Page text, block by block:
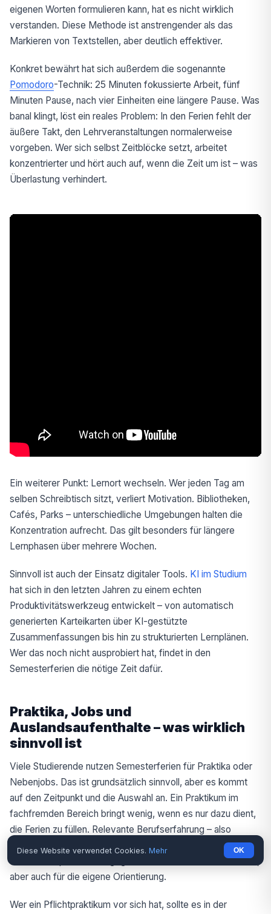
eigenen Worten formulieren kann, hat es nicht wirklich
verstanden. Diese Methode ist anstrengender als das
Markieren von Textstellen, aber deutlich effektiver.
Konkret bewährt hat sich außerdem die sogenannte
Pomodoro-Technik: 25 Minuten fokussierte Arbeit, fünf
Minuten Pause, nach vier Einheiten eine längere Pause. Was
banal klingt, löst ein reales Problem: In den Ferien fehlt der
äußere Takt, den Lehrveranstaltungen normalerweise
vorgeben. Wer sich selbst Zeitblöcke setzt, arbeitet
konzentrierter und hört auch auf, wenn die Zeit um ist – was
Überlastung verhindert.
Ein weiterer Punkt: Lernort wechseln. Wer jeden Tag am
selben Schreibtisch sitzt, verliert Motivation. Bibliotheken,
Cafés, Parks – unterschiedliche Umgebungen halten die
Konzentration aufrecht. Das gilt besonders für längere
Lernphasen über mehrere Wochen.
Sinnvoll ist auch der Einsatz digitaler Tools. KI im Studium
hat sich in den letzten Jahren zu einem echten
Produktivitätswerkzeug entwickelt – von automatisch
generierten Karteikarten über KI-gestützte
Zusammenfassungen bis hin zu strukturierten Lernplänen.
Wer das noch nicht ausprobiert hat, findet in den
Semesterferien die nötige Zeit dafür.
Praktika, Jobs und
Auslandsaufenthalte – was wirklich
sinnvoll ist
Viele Studierende nutzen Semesterferien für Praktika oder
Nebenjobs. Das ist grundsätzlich sinnvoll, aber es kommt
auf den Zeitpunkt und die Auswahl an. Ein Praktikum im
fachfremden Bereich bringt wenig, wenn es nur dazu dient,
die Ferien zu füllen. Relevante Berufserfahrung – also
Praktika, die inhaltlich zum Studium oder zu einem konkreten
Karriereziel passen – dagegen zahlt sich aus: im Lebenslauf,
aber auch für die eigene Orientierung.
Wer ein Pflichtpraktikum vor sich hat, sollte es in der
Diese Website verwendet Cookies. Mehr OK